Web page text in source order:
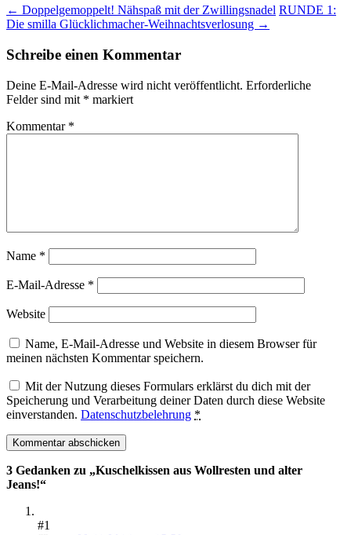
← Doppelgemoppelt! Nähspaß mit der Zwillingsnadel RUNDE 1:
Die smilla Glücklichmacher-Weihnachtsverlosung →
Schreibe einen Kommentar
Deine E-Mail-Adresse wird nicht veröffentlicht. Erforderliche
Felder sind mit * markiert
Kommentar *
Name *
E-Mail-Adresse *
Website
Name, E-Mail-Adresse und Website in diesem Browser für
meinen nächsten Kommentar speichern.
Mit der Nutzung dieses Formulars erklärst du dich mit der
Speicherung und Verarbeitung deiner Daten durch diese Website
einverstanden. Datenschutzbelehrung *
3 Gedanken zu „Kuschelkissen aus Wollresten und alter
Jeans!“
#1